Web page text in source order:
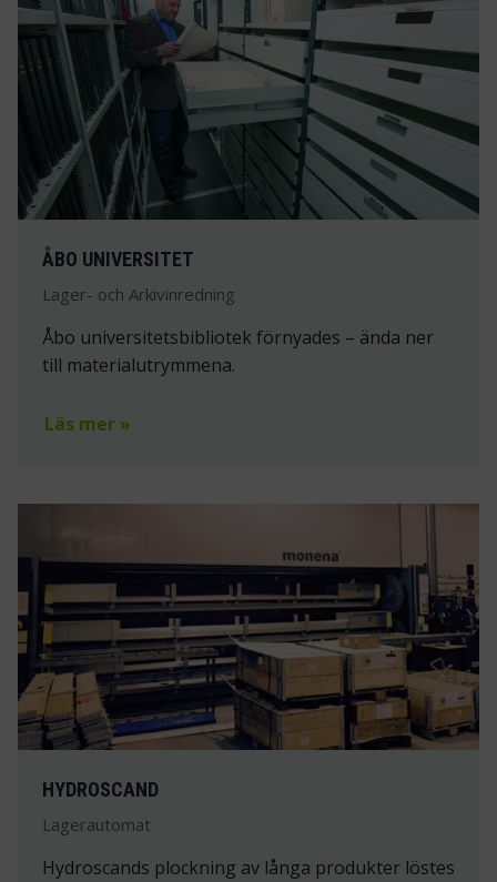
ÅBO UNIVERSITET
Lager- och Arkivinredning
Åbo universitetsbibliotek förnyades – ända ner
till materialutrymmena.
Läs mer »
HYDROSCAND
Lagerautomat
Hydroscands plockning av långa produkter löstes